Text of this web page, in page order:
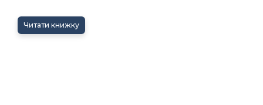
Читати книжку